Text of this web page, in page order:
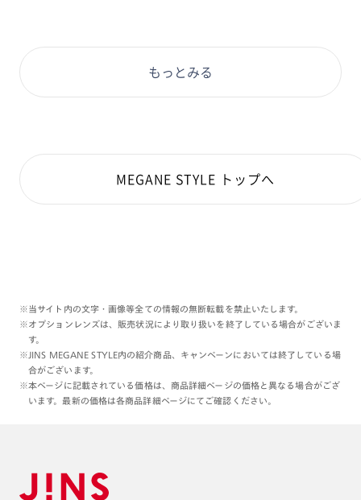
【341】写真4グリーン
【521】写真5ライトブルー
【711】写真7ライラック
アクティブレンズプレート
【CFS-23S-A164】はオンライン限定です。
【着用カラー】は【711】ライラック シアー感のある
度付き可能
＋プラス表記のつく度数は度数制限ございます。
ガッチリと太身なので
厚みはある程度は隠れるかと思います。
もっとみる
MEGANE STYLE トップへ
※当サイト内の文字・画像等全ての情報の無断転載を禁止いたします。
※オプションレンズは、販売状況により取り扱いを終了している場合がございま
す。
※JINS MEGANE STYLE内の紹介商品、キャンペーンにおいては終了している場
合がございます。
※本ページに記載されている価格は、商品詳細ページの価格と異なる場合がござ
います。最新の価格は各商品詳細ページにてご確認ください。